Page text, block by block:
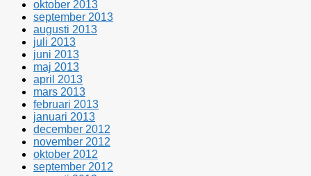
oktober 2013
september 2013
augusti 2013
juli 2013
juni 2013
maj 2013
april 2013
mars 2013
februari 2013
januari 2013
december 2012
november 2012
oktober 2012
september 2012